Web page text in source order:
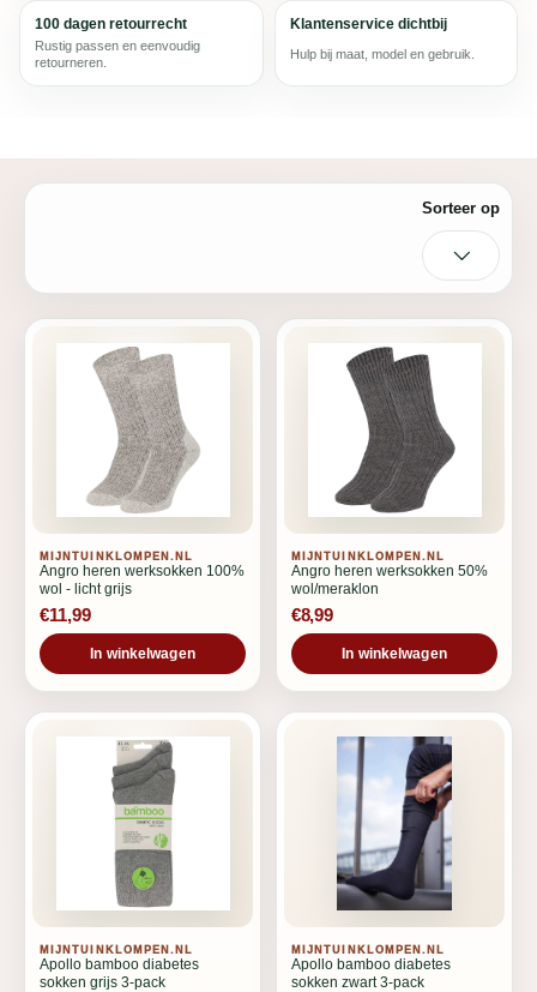
100 dagen retourrecht
Rustig passen en eenvoudig
retourneren.
Klantenservice dichtbij
Hulp bij maat, model en gebruik.
Sorteer op
Alfabetisch:
MIJNTUINKLOMPEN.NL
Angro heren werksokken 100%
wol - licht grijs
€11,99
In winkelwagen
MIJNTUINKLOMPEN.NL
Angro heren werksokken 50%
wol/meraklon
€8,99
In winkelwagen
MIJNTUINKLOMPEN.NL
Apollo bamboo diabetes
sokken grijs 3-pack
MIJNTUINKLOMPEN.NL
Apollo bamboo diabetes
sokken zwart 3-pack